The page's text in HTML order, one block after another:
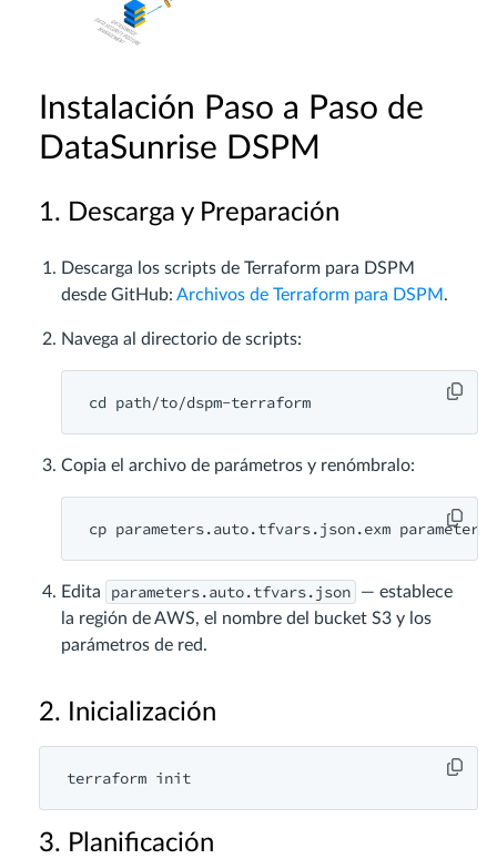
Instalación Paso a Paso de
DataSunrise DSPM
1. Descarga y Preparación
Descarga los scripts de Terraform para DSPM
desde GitHub: Archivos de Terraform para DSPM .
Navega al directorio de scripts:
Copia el archivo de parámetros y renómbralo:
Edita parameters.auto.tfvars.json
— establece
la región de AWS, el nombre del bucket S3 y los
parámetros de red.
2. Inicialización
3. Planificación